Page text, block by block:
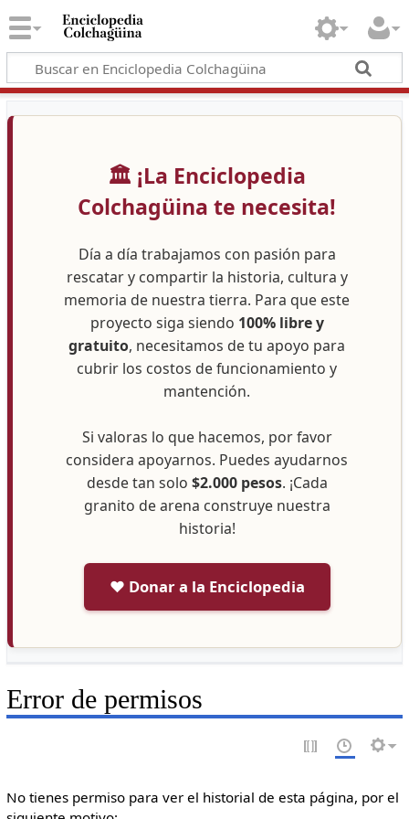
🏛️ ¡La Enciclopedia
Colchagüina te necesita!
Día a día trabajamos con pasión para
rescatar y compartir la historia, cultura y
memoria de nuestra tierra. Para que este
proyecto siga siendo 100% libre y
gratuito, necesitamos de tu apoyo para
cubrir los costos de funcionamiento y
mantención.
Si valoras lo que hacemos, por favor
considera apoyarnos. Puedes ayudarnos
desde tan solo $2.000 pesos. ¡Cada
granito de arena construye nuestra
historia!
❤️ Donar a la Enciclopedia
Error de permisos
No tienes permiso para ver el historial de esta página, por el